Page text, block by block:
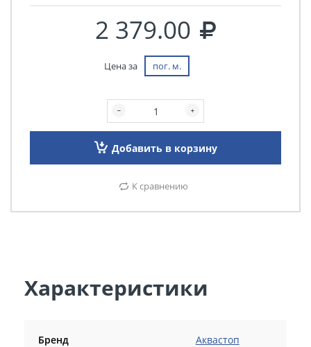
2 379.00
Цена за пог. м.
Добавить в корзину
К сравнению
Характеристики
Бренд Аквастоп